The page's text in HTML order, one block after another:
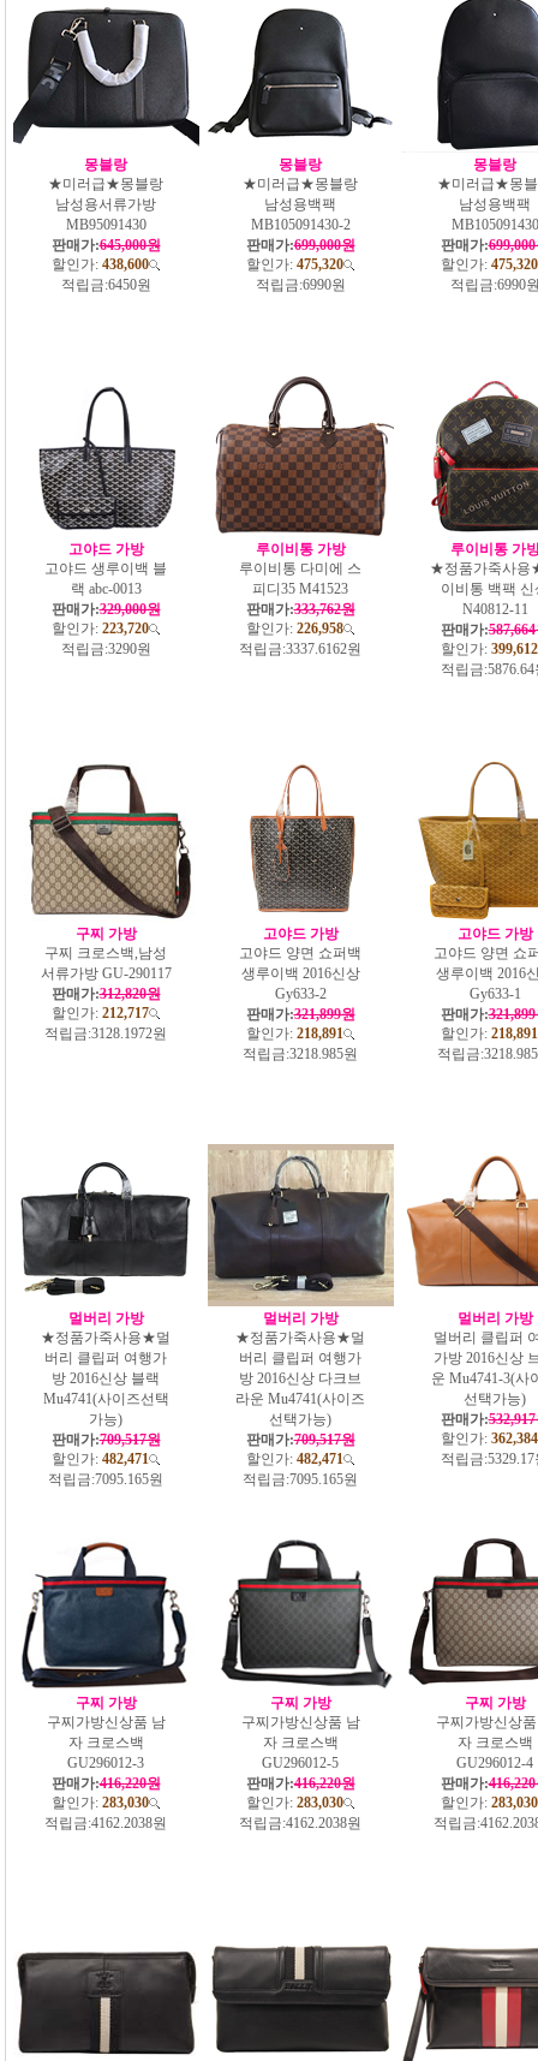
몽블랑
★미러급★몽블랑
남성용서류가방
MB95091430
판매가:645,000원
할인가: 438,600
적립금:6450원
몽블랑
★미러급★몽블랑
남성용백팩
MB105091430-2
판매가:699,000원
할인가: 475,320
적립금:6990원
몽블랑
★미러급★몽
남성용백팩
MB105091430
판매가:
할인가: 475,320
적립금:6990
고야드 가방
고야드 생루이백 블
랙 abc-0013
판매가:329,000원
할인가: 223,720
적립금:3290원
루이비통 가방
루이비통 다미에 스
피디35 M41523
판매가:333,762원
할인가: 226,958
적립금:3337.6162원
루이비통 가
★정품가죽사용
이비통 백팩 신
N40812-11
판매가:
할인가: 399,612
적립금:
구찌 가방
구찌 크로스백,남성
서류가방 GU-290117
판매가:312,820원
할인가: 212,717
적립금:3128.1972원
고야드 가방
고야드 양면 쇼퍼백
생루이백 2016신상
Gy633-2
판매가:321,899원
할인가: 218,891
적립금:3218.985원
고야드 가방
고야드 양면 쇼
생루이백 2016
Gy633-1
판매가:
할인가: 218,891
적립금:
멀버리 가방
★정품가죽사용★멀
버리 클립퍼 여행가
방 2016신상 블랙
Mu4741(사이즈선택
가능)
판매가:709,517원
할인가: 482,471
적립금:7095.165원
멀버리 가방
★정품가죽사용★멀
버리 클립퍼 여행가
방 2016신상 다크브
라운 Mu4741(사이즈
선택가능)
판매가:709,517원
할인가: 482,471
적립금:7095.165원
멀버리 가방
멀버리 클립퍼
가방 2016신상
운 Mu4741-3(사
선택가능)
판매가:
할인가: 362,384
적립금:
구찌 가방
구찌가방신상품 남
자 크로스백
GU296012-3
판매가:416,220원
할인가: 283,030
적립금:4162.2038원
구찌 가방
구찌가방신상품 남
자 크로스백
GU296012-5
판매가:416,220원
할인가: 283,030
적립금:4162.2038원
구찌 가방
구찌가방신상
자 크로스백
GU296012-4
판매가:
할인가: 283,030
적립금: